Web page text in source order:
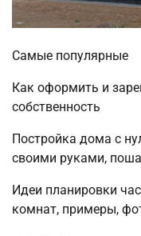
Самые популярные
Как оформить и
собственность
Постройка дома с
своими руками,
Идеи планировки
комнат, примеры,